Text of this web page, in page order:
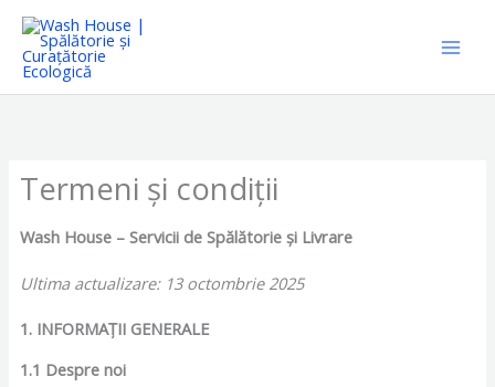
Skip
content
Termeni și condiții
Wash House – Servicii de Spălătorie și Livrare
Ultima actualizare: 13 octombrie 2025
1. INFORMAȚII GENERALE
1.1 Despre noi